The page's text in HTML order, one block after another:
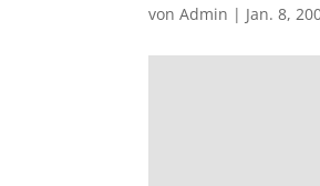
vonAdmin | Jan. 8,